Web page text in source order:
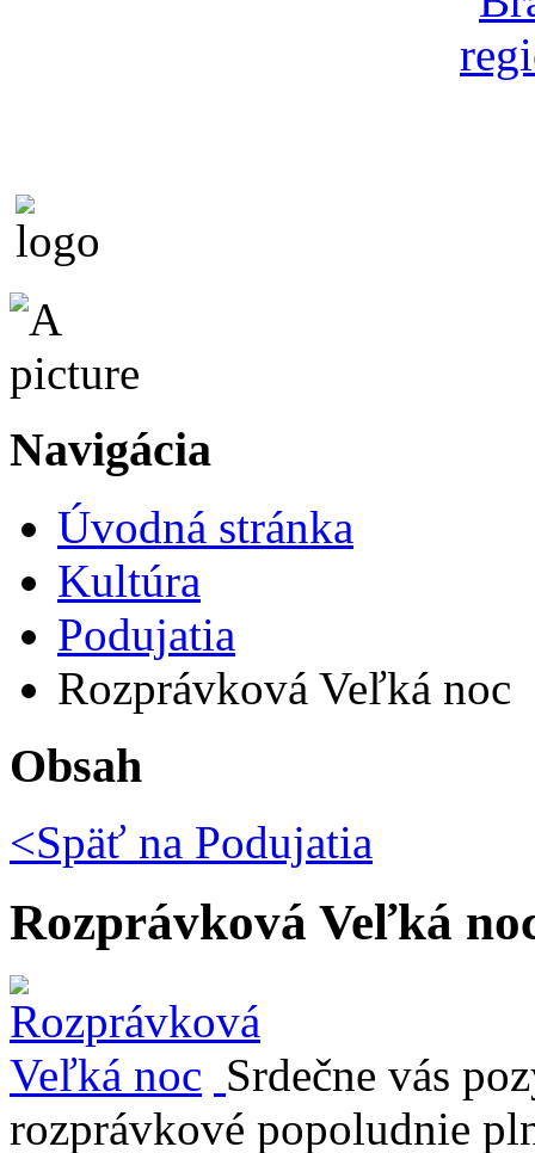
Navigácia
Úvodná stránka
Kultúra
Podujatia
Rozprávková Veľká noc
Obsah
<Späť na Podujatia
Rozprávková Veľká
Srdečne vás
rozprávkové popoludnie